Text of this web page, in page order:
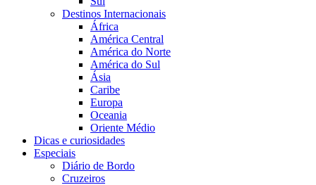
Destinos Internacionais
África
América Central
América do Norte
América do Sul
Ásia
Caribe
Europa
Oceania
Oriente Médio
Dicas e curiosidades
Especiais
Diário de Bordo
Cruzeiros